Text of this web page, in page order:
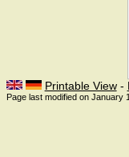
Printable View-
Page last modified on January